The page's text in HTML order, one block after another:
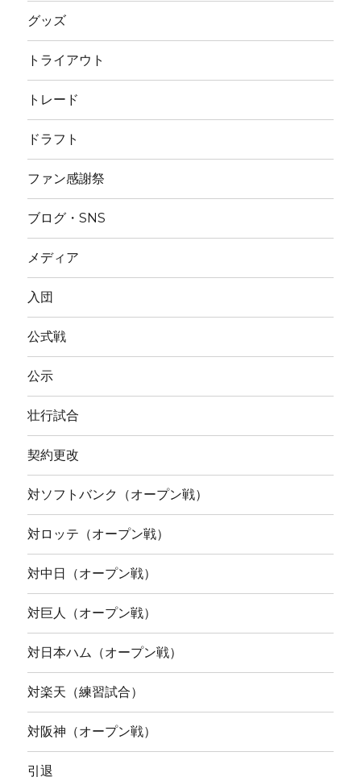
グッズ
トライアウト
トレード
ドラフト
ファン感謝祭
ブログ・SNS
メディア
入団
公式戦
公示
壮行試合
契約更改
対ソフトバンク（オープン戦）
対ロッテ（オープン戦）
対中日（オープン戦）
対巨人（オープン戦）
対日本ハム（オープン戦）
対楽天（練習試合）
対阪神（オープン戦）
引退